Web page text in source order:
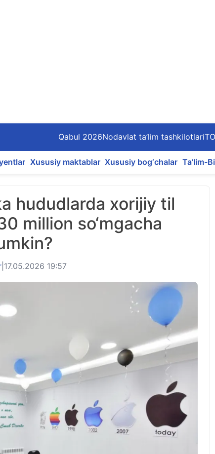
Qabul 2026Nodavlat ta’lim tashkilotlari
Xususiy maktablar Xususiy bog‘chalar Ta’lim-
hududlarda xorijiy til
million so‘mgacha
17.05.2026 19:57